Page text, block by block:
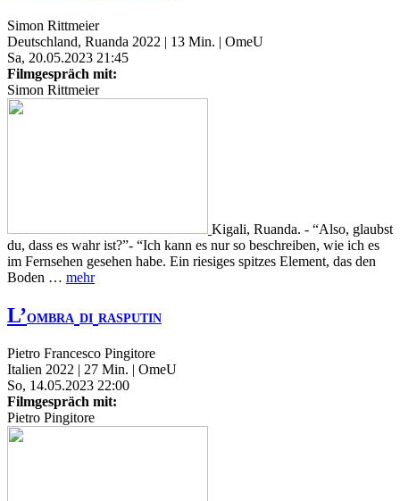
Simon Rittmeier
Deutschland, Ruanda 2022 | 13 Min. | OmeU
Sa, 20.05.2023 21:45
Filmgespräch mit:
Simon Rittmeier
Kigali, Ruanda. - “Also, glaubst
du, dass es wahr ist?”- “Ich kann es nur so beschreiben, wie ich es
im Fernsehen gesehen habe. Ein riesiges spitzes Element, das den
Boden … mehr
L’OMBRA DI RASPUTIN
Pietro Francesco Pingitore
Italien 2022 | 27 Min. | OmeU
So, 14.05.2023 22:00
Filmgespräch mit:
Pietro Pingitore